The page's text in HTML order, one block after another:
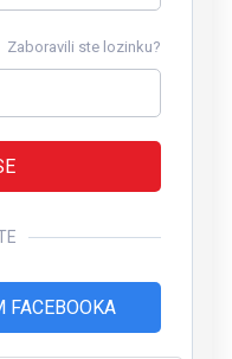
Zaboravili ste lozinku?
FACEBOOKA